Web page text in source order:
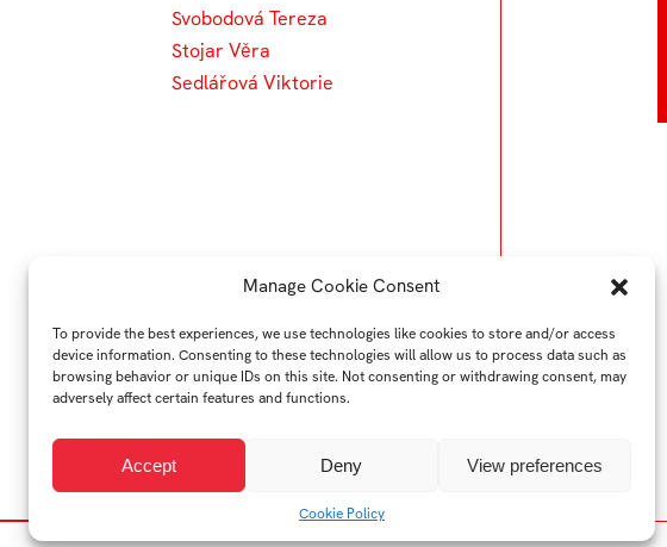
Manage Cookie Consent
To provide the best experiences, we use technologies like cookies to store and/or access
device information. Consenting to these technologies will allow us to process data such as
browsing behavior or unique IDs on this site. Not consenting or withdrawing consent, may
adversely affect certain features and functions.
Accept Deny View preferences
Cookie Policy
Svobodová Tereza
Stojar Věra
Sedlářová Viktorie